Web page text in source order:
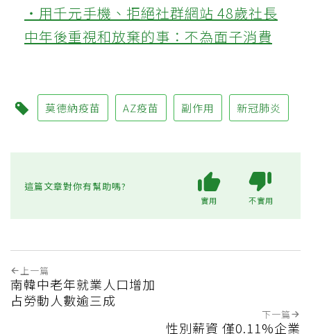
‧用千元手機、拒絕社群網站 48歲社長
中年後重視和放棄的事：不為面子消費
莫德納疫苗 AZ疫苗 副作用 新冠肺炎
這篇文章對你有幫助嗎?
實用 不實用
上一篇
南韓中老年就業人口增加
占勞動人數逾三成
下一篇
性別薪資 僅0.11%企業